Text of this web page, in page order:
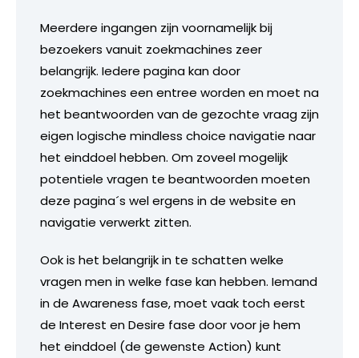
Meerdere ingangen zijn voornamelijk bij
bezoekers vanuit zoekmachines zeer
belangrijk. Iedere pagina kan door
zoekmachines een entree worden en moet na
het beantwoorden van de gezochte vraag zijn
eigen logische mindless choice navigatie naar
het einddoel hebben. Om zoveel mogelijk
potentiele vragen te beantwoorden moeten
deze pagina´s wel ergens in de website en
navigatie verwerkt zitten.
Ook is het belangrijk in te schatten welke
vragen men in welke fase kan hebben. Iemand
in de Awareness fase, moet vaak toch eerst
de Interest en Desire fase door voor je hem
het einddoel (de gewenste Action) kunt